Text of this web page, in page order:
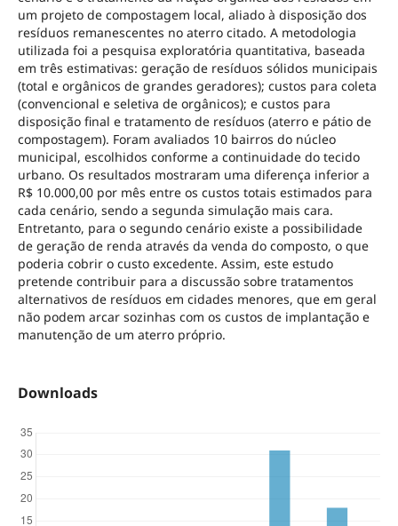
um projeto de compostagem local, aliado à disposição dos
resíduos remanescentes no aterro citado. A metodologia
utilizada foi a pesquisa exploratória quantitativa, baseada
em três estimativas: geração de resíduos sólidos municipais
(total e orgânicos de grandes geradores); custos para coleta
(convencional e seletiva de orgânicos); e custos para
disposição final e tratamento de resíduos (aterro e pátio de
compostagem). Foram avaliados 10 bairros do núcleo
municipal, escolhidos conforme a continuidade do tecido
urbano. Os resultados mostraram uma diferença inferior a
R$ 10.000,00 por mês entre os custos totais estimados para
cada cenário, sendo a segunda simulação mais cara.
Entretanto, para o segundo cenário existe a possibilidade
de geração de renda através da venda do composto, o que
poderia cobrir o custo excedente. Assim, este estudo
pretende contribuir para a discussão sobre tratamentos
alternativos de resíduos em cidades menores, que em geral
não podem arcar sozinhas com os custos de implantação e
manutenção de um aterro próprio.
Downloads